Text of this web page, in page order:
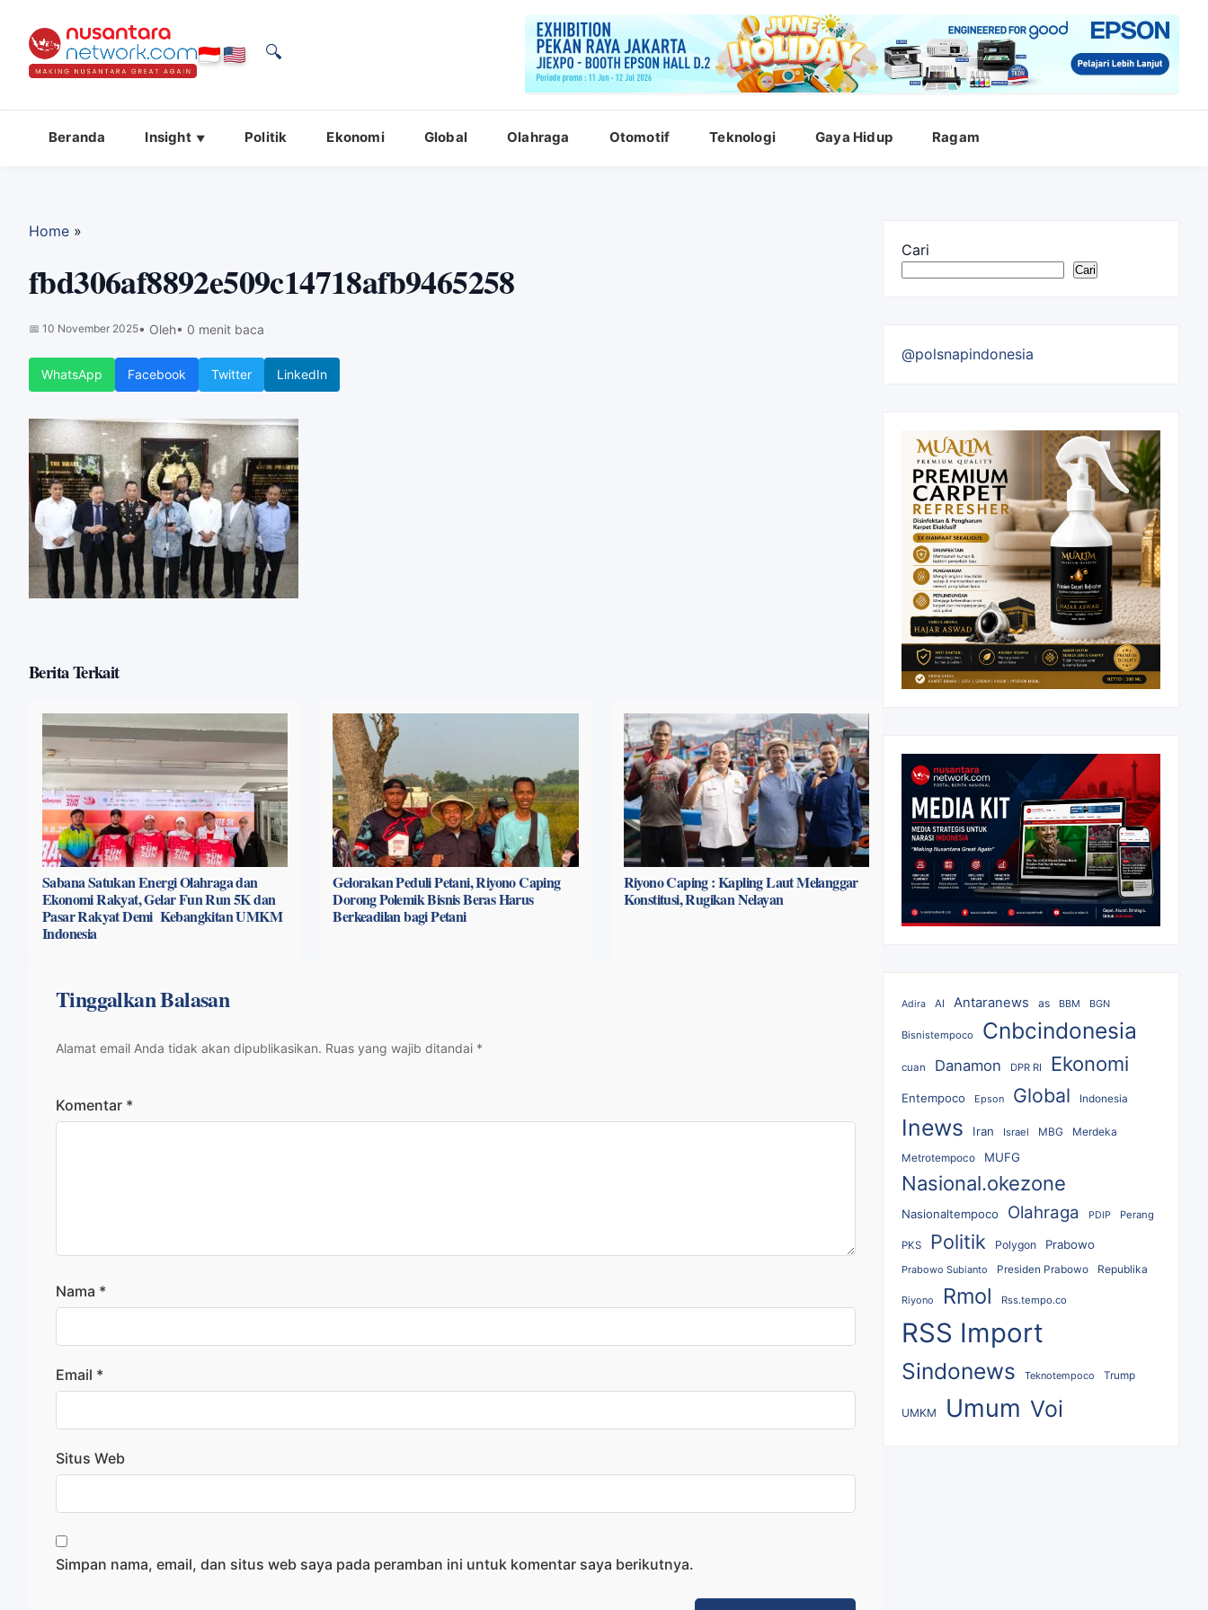
🔍
Beranda Insight Politik Ekonomi Global Olahraga Otomotif Teknologi Gaya Hidup Ragam
Home »
fbd306af8892e509c14718afb9465258
📅 10 November 2025• Oleh• 0 menit baca
WhatsApp Facebook Twitter LinkedIn
Berita Terkait
Sabana Satukan Energi Olahraga dan
Ekonomi Rakyat, Gelar Fun Run 5K dan
Pasar Rakyat Demi Kebangkitan UMKM
Indonesia
Gelorakan Peduli Petani, Riyono Caping
Dorong Polemik Bisnis Beras Harus
Berkeadilan bagi Petani
Riyono Caping : Kapling Laut Melanggar
Konstitusi, Rugikan Nelayan
Tinggalkan Balasan
Alamat email Anda tidak akan dipublikasikan. Ruas yang wajib ditandai *
Komentar *
Nama *
Email *
Situs Web
Simpan nama, email, dan situs web saya pada peramban ini untuk komentar saya berikutnya.
Cari
Cari
@polsnapindonesia
Adira AI Antaranews as BBM BGN
Bisnistempoco Cnbcindonesia
cuan Danamon DPR RI Ekonomi
Entempoco Epson Global Indonesia
Inews Iran Israel MBG Merdeka
Metrotempoco MUFG
Nasional.okezone
Nasionaltempoco Olahraga PDIP Perang
PKS Politik Polygon Prabowo
Prabowo Subianto Presiden Prabowo Republika
Riyono Rmol Rss.tempo.co
RSS Import
Sindonews Teknotempoco Trump
UMKM Umum Voi